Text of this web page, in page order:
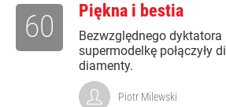
Piękna i bestia
Bezwzględnego dyktatora
supermodelkę połączyły
diamenty.
60
Piotr Milewski